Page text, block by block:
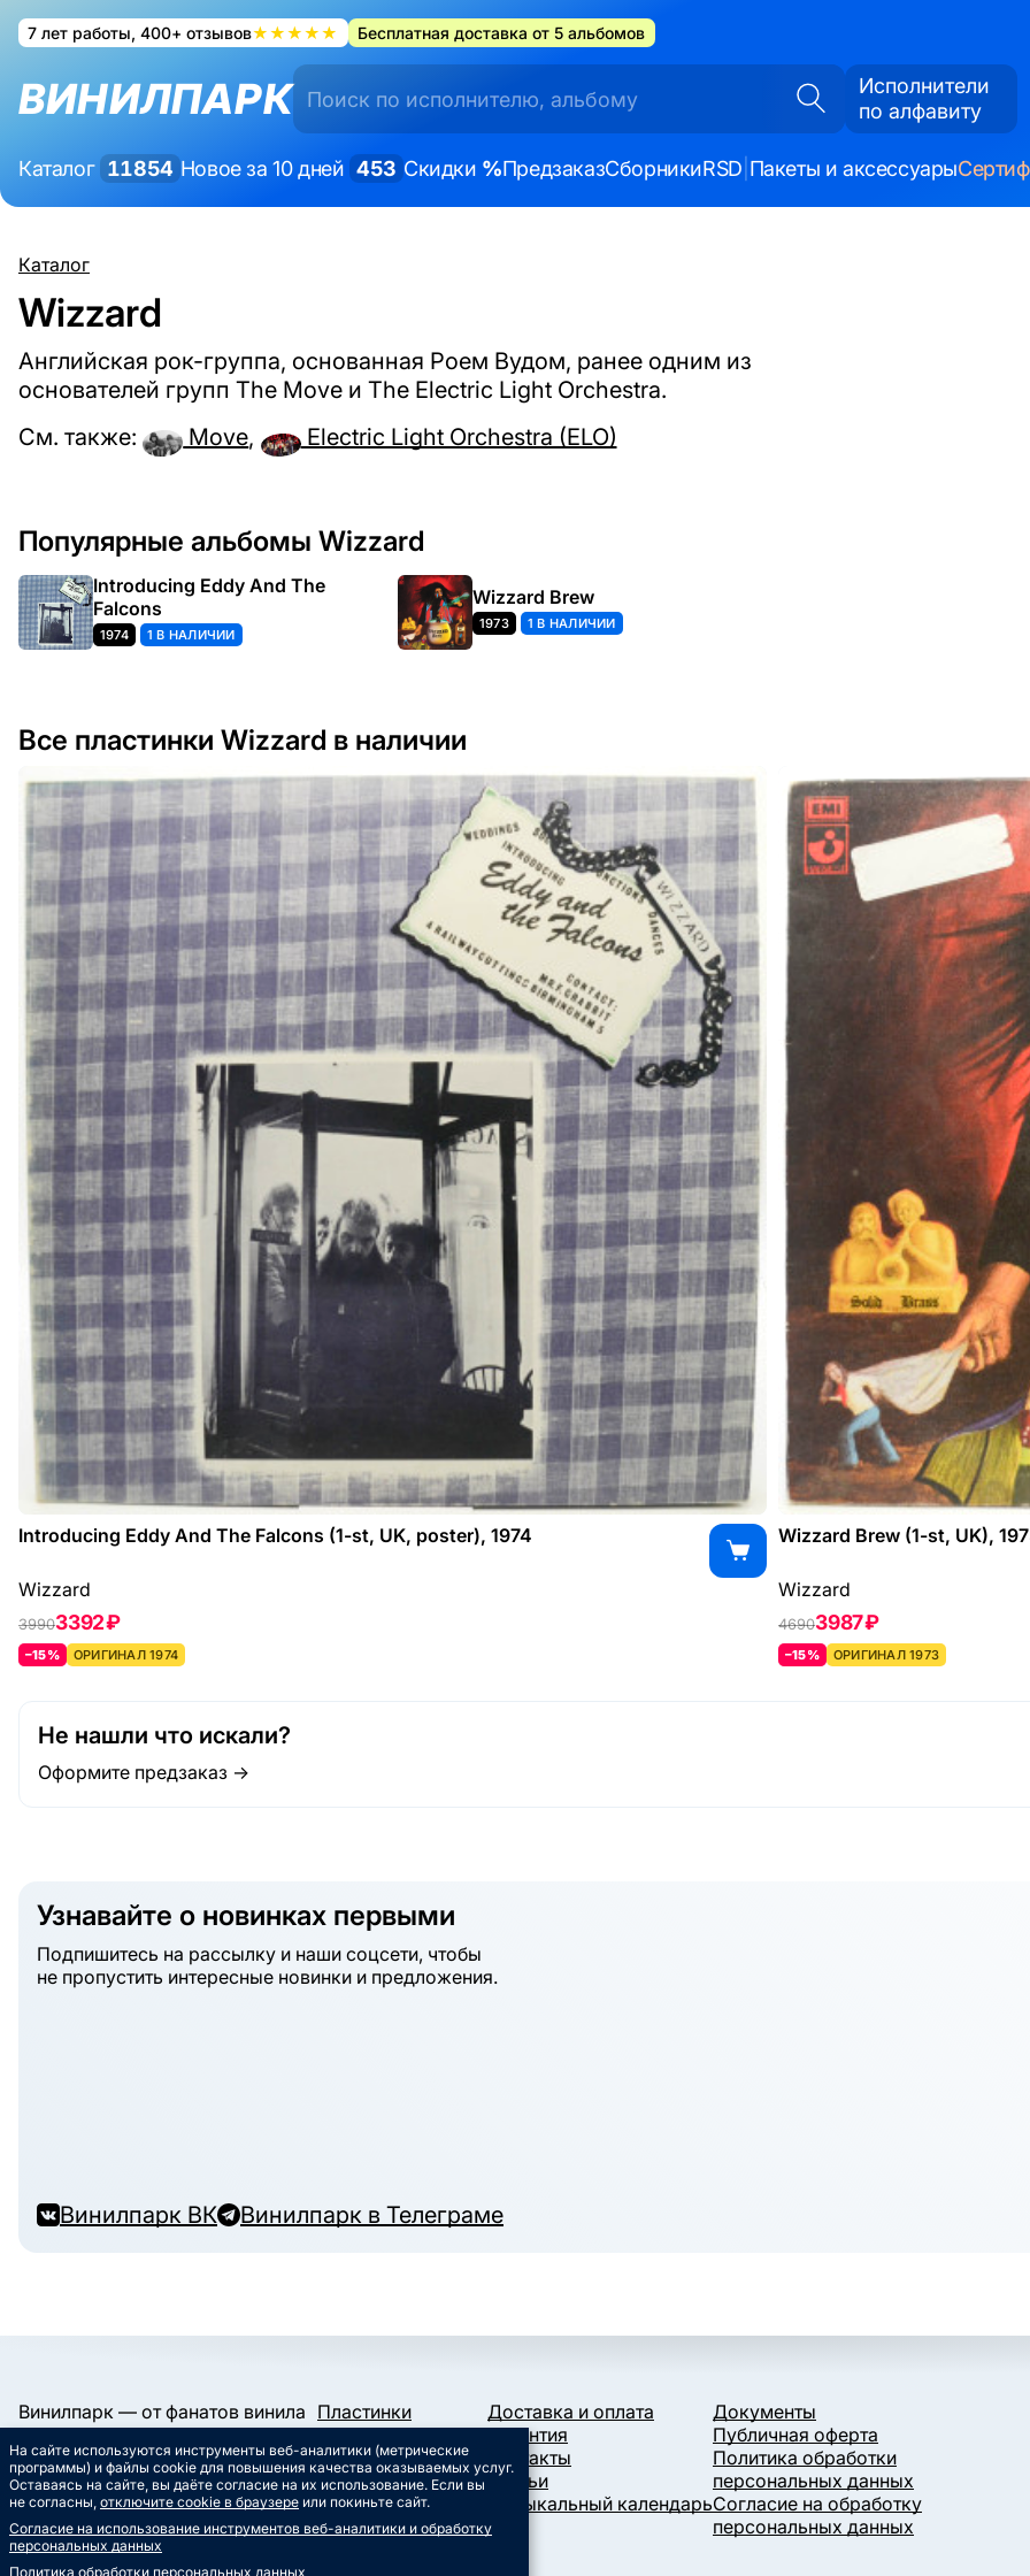
7 лет работы, 400+ отзывов★★★★★ Бесплатная доставка от 5 альбомов
ВИНИЛПАРК
Исполнители
по алфавиту
Каталог 11854 Новое за 10 дней 453 Скидки %ПредзаказСборникиRSD Пакеты и аксессуары
Каталог
Wizzard
Английская рок-группа, основанная Роем Вудом, ранее одним из
основателей групп The Move и The Electric Light Orchestra.
См. также:
Move, Electric Light Orchestra (ELO)
Популярные альбомы Wizzard
Introducing Eddy And The
Falcons
1974 1 В НАЛИЧИИ
Wizzard Brew
1973 1 В НАЛИЧИИ
Все пластинки Wizzard в наличии
Introducing Eddy And The Falcons (1-st, UK, poster), 1974
Wizzard
39903392 ₽
–15% ОРИГИНАЛ 1974
Wizzard Brew (1-st, UK),
Wizzard
46903987 ₽
–15% ОРИГИНАЛ 1973
Не нашли что искали?
Оформите предзаказ →
Узнавайте о новинках первыми
Подпишитесь на рассылку и наши соцсети, чтобы
не пропустить интересные новинки и предложения.
Винилпарк ВК Винилпарк в Телеграме
Винилпарк — от фанатов винила
и для фанатов винила.
Работаем с 2019 года.
info@vinylpark.ru
8 800 301-64-48
Звонок бесплатный
Пластинки
Конверты и пакеты
Слипматы
Сертификаты
Сувениры
Доставка и оплата
Гарантия
Контакты
Статьи
Музыкальный календарь
Документы
Публичная оферта
Политика обработки
персональных данных
Согласие на обработку
персональных данных
На сайте используются инструменты веб-аналитики (метрические
программы) и файлы cookie для повышения качества оказываемых услуг.
Оставаясь на сайте, вы даёте согласие на их использование. Если вы
не согласны, отключите cookie в браузере или покиньте сайт.
Согласие на использование инструментов веб-аналитики и обработку
персональных данных
Политика обработки персональных данных